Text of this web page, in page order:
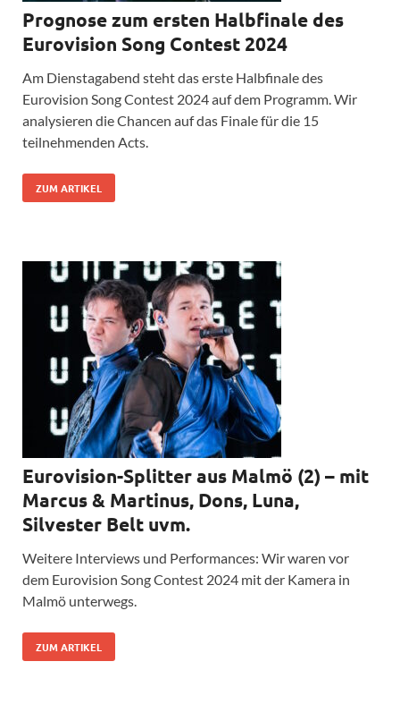
Prognose zum ersten Halbfinale des
Eurovision Song Contest 2024
Am Dienstagabend steht das erste Halbfinale des
Eurovision Song Contest 2024 auf dem Programm. Wir
analysieren die Chancen auf das Finale für die 15
teilnehmenden Acts.
ZUM ARTIKEL
Eurovision-Splitter aus Malmö (2) – mit
Marcus & Martinus, Dons, Luna,
Silvester Belt uvm.
Weitere Interviews und Performances: Wir waren vor
dem Eurovision Song Contest 2024 mit der Kamera in
Malmö unterwegs.
ZUM ARTIKEL